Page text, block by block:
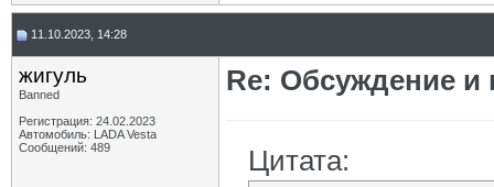
11.10.2023, 14:28
жигуль
Banned
Регистрация: 24.02.2023
Автомобиль: LADA Vesta
Сообщений: 489
Re: Обсуждение
Цитата: